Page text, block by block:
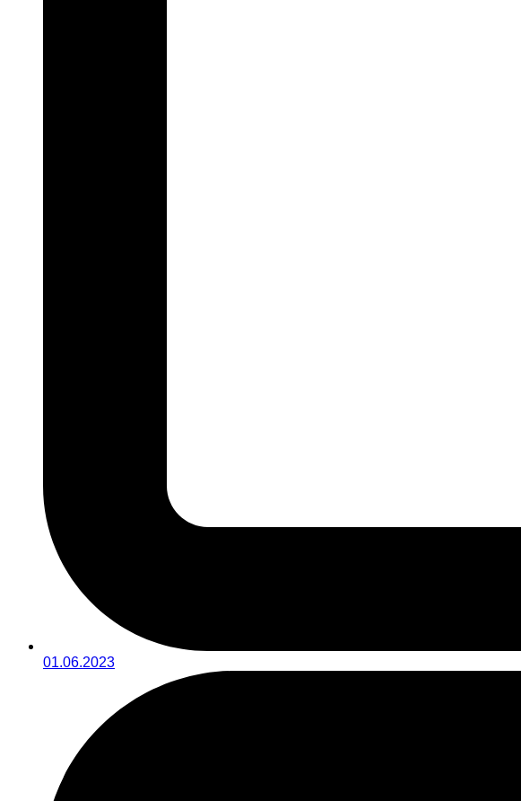
01.06.2023